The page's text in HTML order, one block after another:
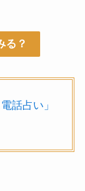
る？
話占い」